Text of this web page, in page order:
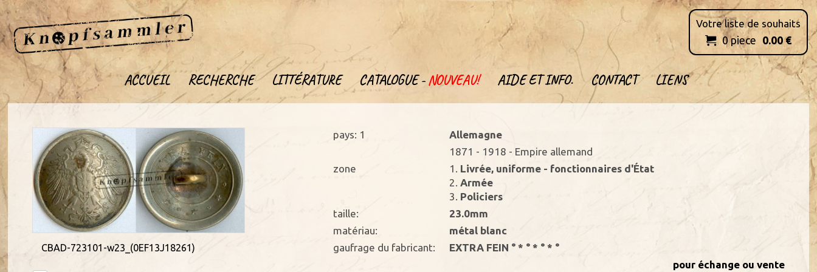
ACCUEIL RECHERCHE LITTÉRATURE CATALOGUE -NOUVEAU! AIDE ET INFO. CONTACT LIENS
Votre liste de souhaits
 0piece 0.00€
CBAD-723101-w23_(0EF13J18261)
pays: 1
Allemagne
1871 - 1918 - Empire allemand
zone
1. Livrée, uniforme - fonctionnaires d'État
2. Armée
3. Policiers
taille:
23.0mm
matériau:
métal blanc
gaufrage du fabricant:
EXTRA FEIN ° * ° * ° * °
pour échange ou vente